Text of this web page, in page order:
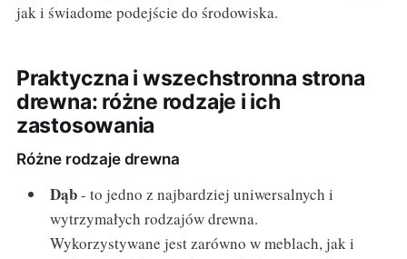
jak i świadome podejście do środowiska.
Praktyczna i wszechstronna strona
drewna: różne rodzaje i ich
zastosowania
Różne rodzaje drewna
Dąb- to jedno z najbardziej uniwersalnych i
wytrzymałych rodzajów drewna.
Wykorzystywane jest zarówno w meblach, jak i